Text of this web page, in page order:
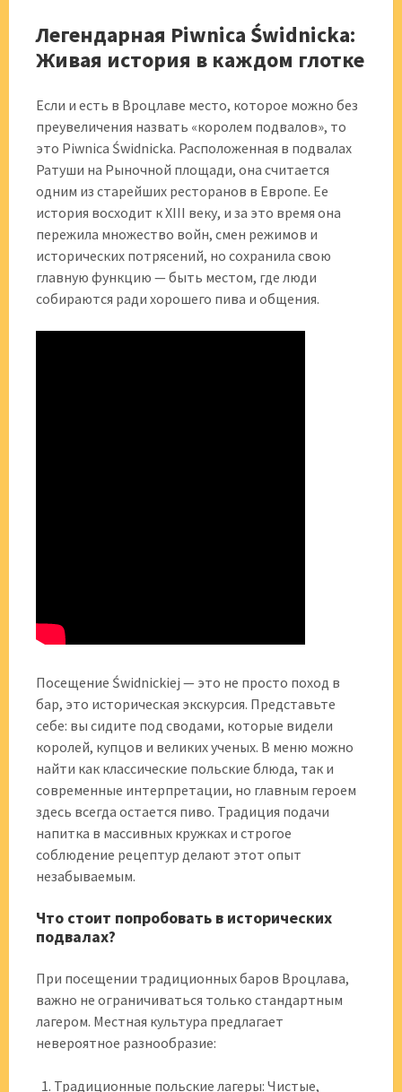
Легендарная Piwnica Świdnicka:
Живая история в каждом глотке
Если и есть в Вроцлаве место, которое можно без
преувеличения назвать «королем подвалов», то
это Piwnica Świdnicka. Расположенная в подвалах
Ратуши на Рыночной площади, она считается
одним из старейших ресторанов в Европе. Ее
история восходит к XIII веку, и за это время она
пережила множество войн, смен режимов и
исторических потрясений, но сохранила свою
главную функцию — быть местом, где люди
собираются ради хорошего пива и общения.
Посещение Świdnickiej — это не просто поход в
бар, это историческая экскурсия. Представьте
себе: вы сидите под сводами, которые видели
королей, купцов и великих ученых. В меню можно
найти как классические польские блюда, так и
современные интерпретации, но главным героем
здесь всегда остается пиво. Традиция подачи
напитка в массивных кружках и строгое
соблюдение рецептур делают этот опыт
незабываемым.
Что стоит попробовать в исторических
подвалах?
При посещении традиционных баров Вроцлава,
важно не ограничиваться только стандартным
лагером. Местная культура предлагает
невероятное разнообразие:
Традиционные польские лагеры: Чистые,